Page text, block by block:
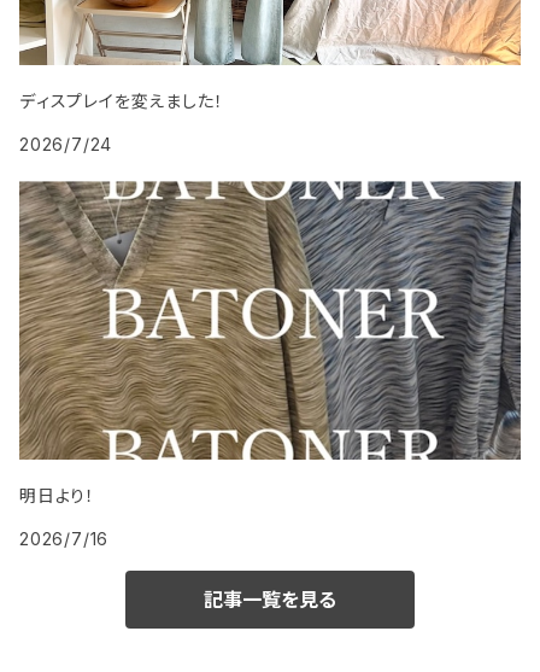
ディスプレイを変えました！
2026/7/24
明日より！
2026/7/16
記事一覧を見る